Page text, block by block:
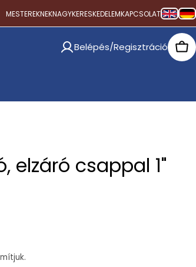
MESTEREKNEKNAGYKERESKEDELEMKAPCSOLAT
Belépés/Regisztráció
elzáró csappal 1"